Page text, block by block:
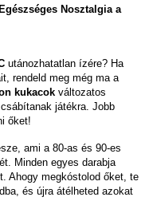
Nosztalgia a
utánozhatatlan ízére? Ha
rendeld meg még ma a
kukacok változatos
játékra. Jobb
őket!
ami a 80-as és 90-es
Minden egyes darabja
Ahogy megkóstolod őket, te
és újra átélheted azokat